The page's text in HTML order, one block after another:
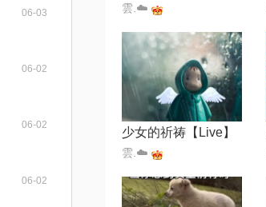
06-03
06-02
06-02
06-02
雲.☁️
少女的祈祷【Live】
雲.☁️